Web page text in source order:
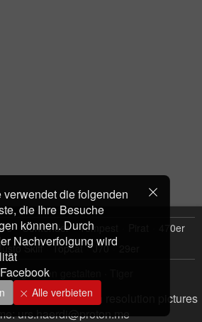
Contender Tempest
470er
Skiff Topcat J70
gestalten
Hardi; For free high resolution pictures
urs.haerdi@proton.me